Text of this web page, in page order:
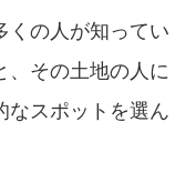
くの人が知ってい
、その土地の人に
なスポットを選ん